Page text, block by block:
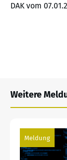
DAK vom
Weitere
Meldung